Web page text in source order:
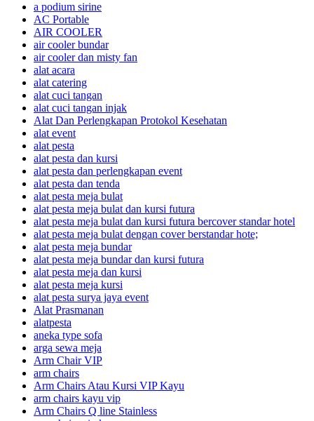
a podium sirine
AC Portable
AIR COOLER
air cooler bundar
air cooler dan misty fan
alat acara
alat catering
alat cuci tangan
alat cuci tangan injak
Alat Dan Perlengkapan Protokol Kesehatan
alat event
alat pesta
alat pesta dan kursi
alat pesta dan perlengkapan event
alat pesta dan tenda
alat pesta meja bulat
alat pesta meja bulat dan kursi futura
alat pesta meja bulat dan kursi futura bercover standar hotel
alat pesta meja bulat dengan cover berstandar hote;
alat pesta meja bundar
alat pesta meja bundar dan kursi futura
alat pesta meja dan kursi
alat pesta meja kursi
alat pesta surya jaya event
Alat Prasmanan
alatpesta
aneka type sofa
arga sewa meja
Arm Chair VIP
arm chairs
Arm Chairs Atau Kursi VIP Kayu
arm chairs kayu vip
Arm Chairs Q line Stainless